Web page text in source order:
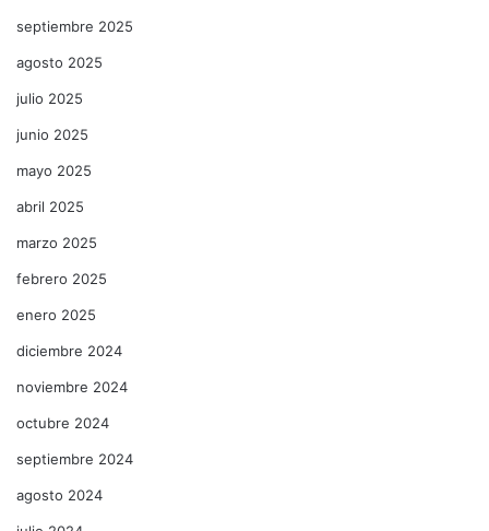
septiembre 2025
agosto 2025
julio 2025
junio 2025
mayo 2025
abril 2025
marzo 2025
febrero 2025
enero 2025
diciembre 2024
noviembre 2024
octubre 2024
septiembre 2024
agosto 2024